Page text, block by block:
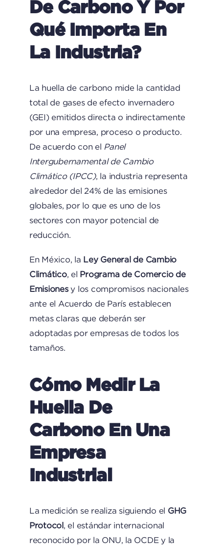
De Carbono Y Por
Qué Importa En
La Industria?
La huella de carbono mide la cantidad
total de gases de efecto invernadero
(GEI) emitidos directa o indirectamente
por una empresa, proceso o producto.
De acuerdo con el Panel
Intergubernamental de Cambio
Climático (IPCC), la industria representa
alrededor del 24% de las emisiones
globales, por lo que es uno de los
sectores con mayor potencial de
reducción.
En México, la Ley General de Cambio
Climático, el Programa de Comercio de
Emisionesy los compromisos nacionales
ante el Acuerdo de París establecen
metas claras que deberán ser
adoptadas por empresas de todos los
tamaños.
Cómo Medir La
Huella De
Carbono En Una
Empresa
Industrial
La medición se realiza siguiendo el GHG
Protocol , el estándar internacional
reconocido por la ONU, la OCDE y la